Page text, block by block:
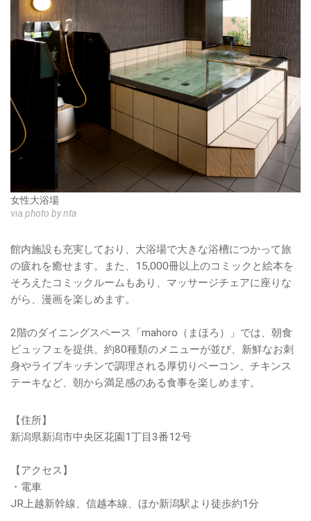
女性大浴場
via photo by nta
館内施設も充実しており、大浴場で大きな浴槽につかって旅
の疲れを癒せます。また、15,000冊以上のコミックと絵本を
そろえたコミックルームもあり、マッサージチェアに座りな
がら、漫画を楽しめます。
2階のダイニングスペース「mahoro（まほろ）」では、朝食
ビュッフェを提供。約80種類のメニューが並び、新鮮なお刺
身やライブキッチンで調理される厚切りベーコン、チキンス
テーキなど、朝から満足感のある食事を楽しめます。
【住所】
新潟県新潟市中央区花園1丁目3番12号
【アクセス】
・電車
JR上越新幹線、信越本線、ほか新潟駅より徒歩約1分